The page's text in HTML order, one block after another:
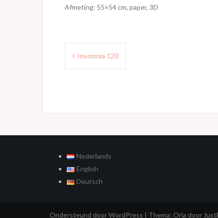
Afmeting: 55×54 cm, paper, 3D
Bericht
Insomnia 120
Nederlands
English
Deutsch
Ondersteund door WordPress | Thema: Oria door